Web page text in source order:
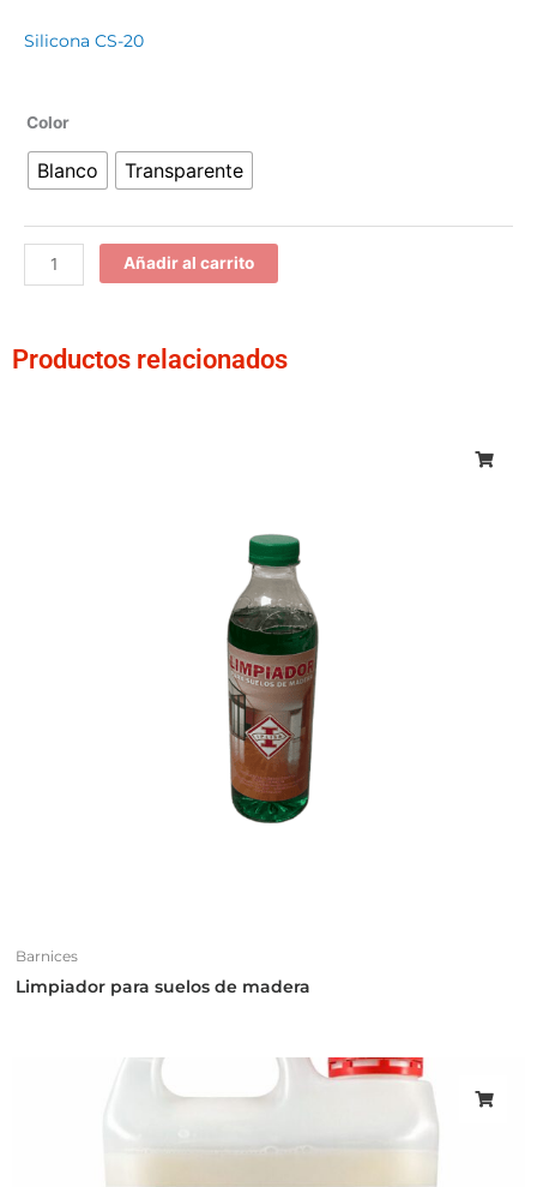
Silicona CS-20
Color
Blanco Transparente
Silicona
(baños
cocinas)
cantidad
Añadir al carrito
Productos relacionados
Barnices
Limpiador para suelos de madera